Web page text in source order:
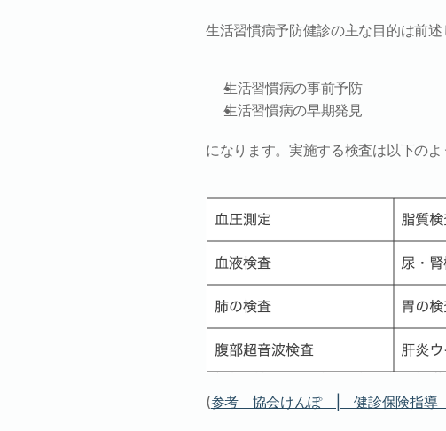
生活習慣病予防健診の主な目的は前述
生活習慣病の事前予防
生活習慣病の早期発見
になります。実施する検査は以下のよ
(参考　協会けんぽ　|　健診保険指導